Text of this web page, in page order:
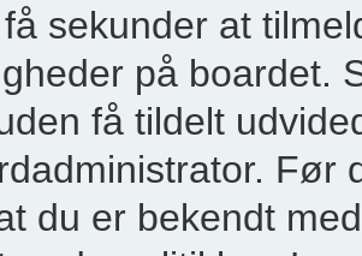
sekunder at
på boardet.
få tildelt
Før
du er bekendt